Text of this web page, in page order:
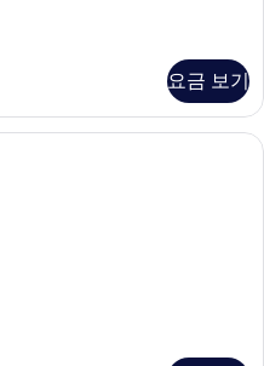
요금 보기
스탠다드 트윈룸 | 미니바, 책상, 암막